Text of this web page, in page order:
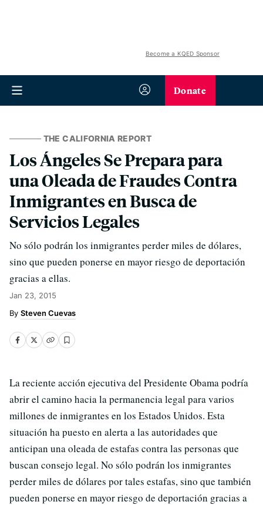
Become a KQED Sponsor
Donate
THE CALIFORNIA REPORT
Los Ángeles Se Prepara para
una Oleada de Fraudes Contra
Inmigrantes en Busca de
Servicios Legales
No sólo podrán los inmigrantes perder miles de dólares,
sino que pueden ponerse en mayor riesgo de deportación
gracias a ellas.
Jan 23, 2015
Steven Cuevas
La reciente acción ejecutiva del Presidente Obama podría
abrir el camino hacia la permanencia legal para varios
millones de inmigrantes en los Estados Unidos. Esta
situación ha puesto en alerta a las autoridades que
anticipan una oleada de estafas contra las personas que
buscan consejo legal. No sólo podrán los inmigrantes
perder miles de dólares por tales estafas, sino que también
pueden ponerse en mayor riesgo de deportación gracias a